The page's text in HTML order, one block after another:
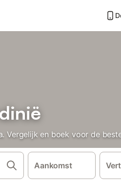
Vergelijk en boek voor de
Aankomst